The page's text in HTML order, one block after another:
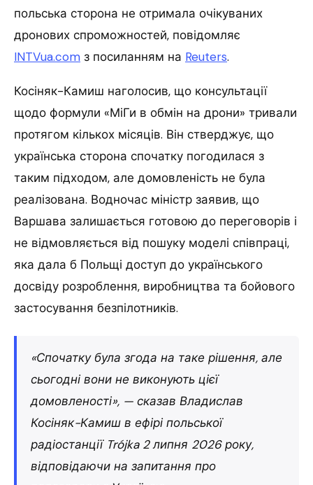
польська сторона не отримала очікуваних
дронових спроможностей, повідомляє
INTVua.com з посиланням на Reuters.
Косіняк-Камиш наголосив, що консультації
щодо формули «МіГи в обмін на дрони» тривали
протягом кількох місяців. Він стверджує, що
українська сторона спочатку погодилася з
таким підходом, але домовленість не була
реалізована. Водночас міністр заявив, що
Варшава залишається готовою до переговорів і
не відмовляється від пошуку моделі співпраці,
яка дала б Польщі доступ до українського
досвіду розроблення, виробництва та бойового
застосування безпілотників.
«Спочатку була згода на таке рішення, але
сьогодні вони не виконують цієї
домовленості», — сказав Владислав
Косіняк-Камиш в ефірі польської
радіостанції Trójka 2 липня 2026 року,
відповідаючи на запитання про